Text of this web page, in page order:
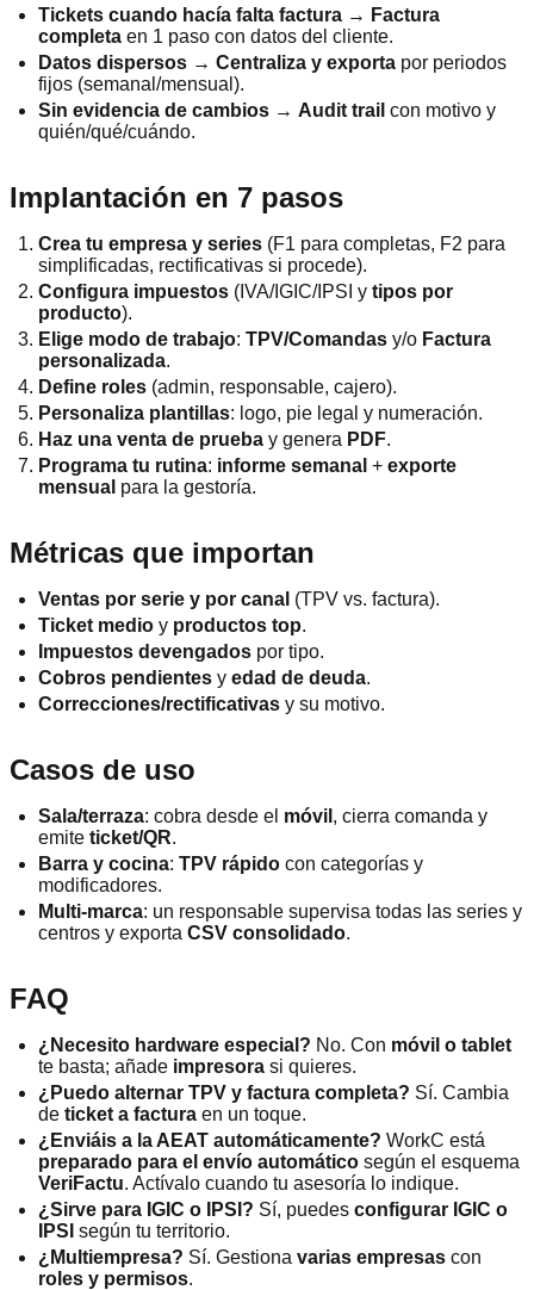
Tickets cuando hacía falta factura → Factura
completa en 1 paso con datos del cliente.
Datos dispersos → Centraliza y exporta por periodos
fijos (semanal/mensual).
Sin evidencia de cambios → Audit trail con motivo y
quién/qué/cuándo.
Implantación en 7 pasos
Crea tu empresa y series (F1 para completas, F2 para
simplificadas, rectificativas si procede).
Configura impuestos (IVA/IGIC/IPSI y tipos por
producto).
Elige modo de trabajo: TPV/Comandas y/o Factura
personalizada.
Define roles (admin, responsable, cajero).
Personaliza plantillas: logo, pie legal y numeración.
Haz una venta de prueba y genera PDF.
Programa tu rutina: informe semanal + exporte
mensual para la gestoría.
Métricas que importan
Ventas por serie y por canal (TPV vs. factura).
Ticket medio y productos top.
Impuestos devengados por tipo.
Cobros pendientes y edad de deuda.
Correcciones/rectificativas y su motivo.
Casos de uso
Sala/terraza: cobra desde el móvil , cierra comanda y
emite ticket/QR.
Barra y cocina: TPV rápido con categorías y
modificadores.
Multi-marca: un responsable supervisa todas las series y
centros y exporta CSV consolidado.
FAQ
¿Necesito hardware especial? No. Con móvil o tablet
te basta; añade impresora si quieres.
¿Puedo alternar TPV y factura completa? Sí. Cambia
de ticket a factura en un toque.
¿Enviáis a la AEAT automáticamente? WorkC está
preparado para el envío automático según el esquema
VeriFactu. Actívalo cuando tu asesoría lo indique.
¿Sirve para IGIC o IPSI? Sí, puedes configurar IGIC o
IPSI según tu territorio.
¿Multiempresa? Sí. Gestiona varias empresas con
roles y permisos.